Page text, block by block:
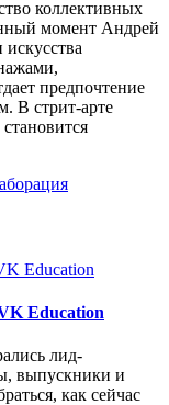
коллективных
момент Андрей
предпочтение
В стрит-арте
Education
лид-
выпускники и
как сейчас